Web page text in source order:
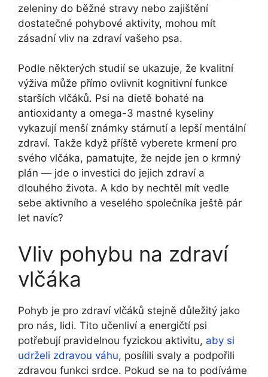
zeleniny do běžné stravy nebo zajištění
dostatečné pohybové aktivity, mohou mít
zásadní vliv na zdraví vašeho psa.
Podle některých studií se ukazuje, že kvalitní
výživa může přímo ovlivnit kognitivní funkce
starších vlčáků. Psi na dietě bohaté na
antioxidanty a omega-3 mastné kyseliny
vykazují menší známky stárnutí a lepší mentální
zdraví. Takže když příště vyberete krmení pro
svého vlčáka, pamatujte, že nejde jen o krmný
plán — jde o investici do jejich zdraví a
dlouhého života. A kdo by nechtěl mít vedle
sebe aktivního a veselého společníka ještě pár
let navíc?
Vliv pohybu na zdraví
vlčáka
Pohyb je pro zdraví vlčáků stejně důležitý jako
pro nás, lidi. Tito učenliví a energičtí psi
potřebují pravidelnou fyzickou aktivitu, aby si
udrželi zdravou váhu, posílili svaly a podpořili
zdravou funkci srdce. Pokud se na to podíváme